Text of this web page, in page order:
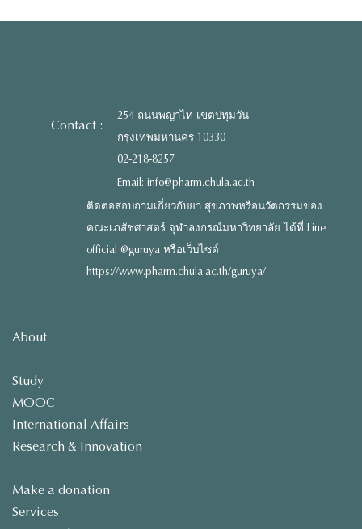
Contact :
254 ถนนพญาไท เขตปทุมวัน
กรุงเทพมหานคร 10330
02-218-8257
Email: info@pharm.chula.ac.th
ติดต่อสอบถามเกี่ยวกับยา สุขภาพหรือนวัตกรรมของ
คณะเภสัชศาสตร์ จุฬาลงกรณ์มหาวิทยาลัย ได้ที่ Line
official @guruya หรือเว็บไซต์
https://www.pharm.chula.ac.th/guruya/
About
Study
MOOC
International Affairs
Research & Innovation
Make a donation
Services